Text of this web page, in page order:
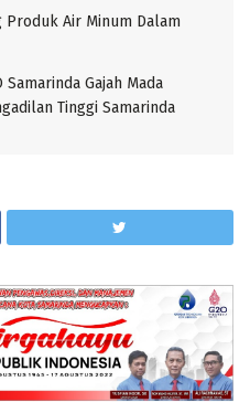
Produk Air Minum Dalam
Gajah Mada
Tinggi Samarinda